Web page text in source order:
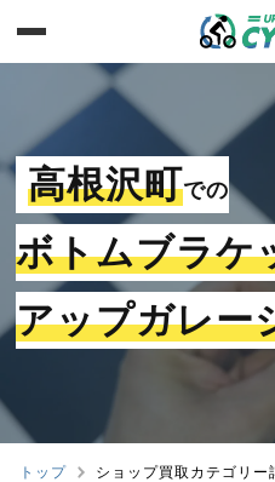
高根沢町での
ボトムブラケ
アップガレー
トップ ショップ買取カテゴリー